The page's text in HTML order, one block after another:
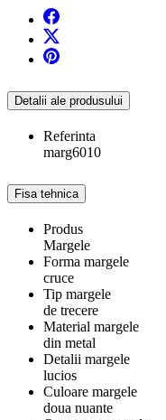
Detalii ale produsului
Referinta
marg6010
Fisa tehnica
Produs
Margele
Forma margele
cruce
Tip margele
de trecere
Material margele
din metal
Detalii margele
lucios
Culoare margele
doua nuante